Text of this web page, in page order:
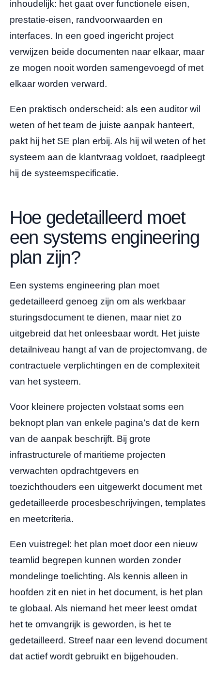
inhoudelijk: het gaat over functionele eisen,
prestatie-eisen, randvoorwaarden en
interfaces. In een goed ingericht project
verwijzen beide documenten naar elkaar, maar
ze mogen nooit worden samengevoegd of met
elkaar worden verward.
Een praktisch onderscheid: als een auditor wil
weten of het team de juiste aanpak hanteert,
pakt hij het SE plan erbij. Als hij wil weten of het
systeem aan de klantvraag voldoet, raadpleegt
hij de systeemspecificatie.
Hoe gedetailleerd moet
een systems engineering
plan zijn?
Een systems engineering plan moet
gedetailleerd genoeg zijn om als werkbaar
sturingsdocument te dienen, maar niet zo
uitgebreid dat het onleesbaar wordt. Het juiste
detailniveau hangt af van de projectomvang, de
contractuele verplichtingen en de complexiteit
van het systeem.
Voor kleinere projecten volstaat soms een
beknopt plan van enkele pagina’s dat de kern
van de aanpak beschrijft. Bij grote
infrastructurele of maritieme projecten
verwachten opdrachtgevers en
toezichthouders een uitgewerkt document met
gedetailleerde procesbeschrijvingen, templates
en meetcriteria.
Een vuistregel: het plan moet door een nieuw
teamlid begrepen kunnen worden zonder
mondelinge toelichting. Als kennis alleen in
hoofden zit en niet in het document, is het plan
te globaal. Als niemand het meer leest omdat
het te omvangrijk is geworden, is het te
gedetailleerd. Streef naar een levend document
dat actief wordt gebruikt en bijgehouden.